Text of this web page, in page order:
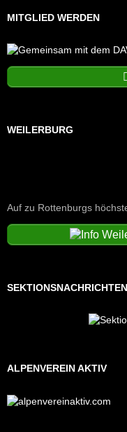
MITGLIED WERDEN
WEILERBURG
Auf zu Rottenburgs
SEKTIONSNACHRICHTEN
ALPENVEREIN AKTIV